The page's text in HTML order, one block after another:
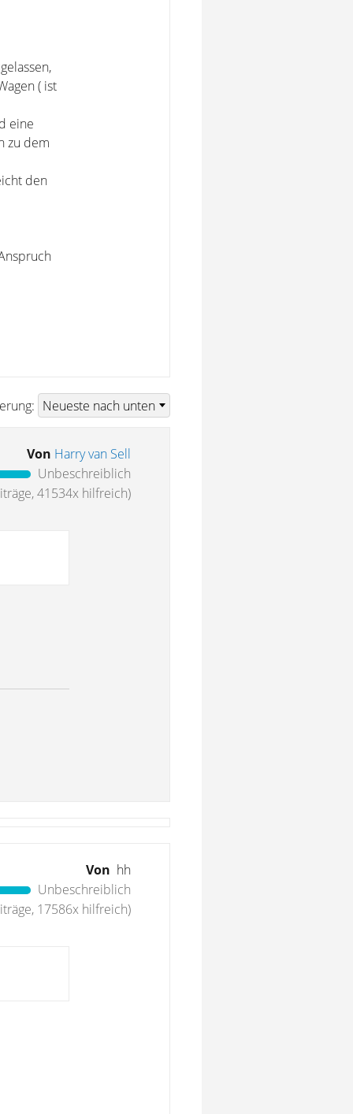
( ist
eine
zu dem
den
Von Harry van Sell
Unbeschreiblich
41534x hilfreich)
Von hh
Unbeschreiblich
17586x hilfreich)